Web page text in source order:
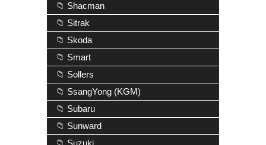
📁 Shacman
📁 Sitrak
📁 Skoda
📁 Smart
📁 Sollers
📁 SsangYong (KGM)
📁 Subaru
📁 Sunward
📁 Suzuki